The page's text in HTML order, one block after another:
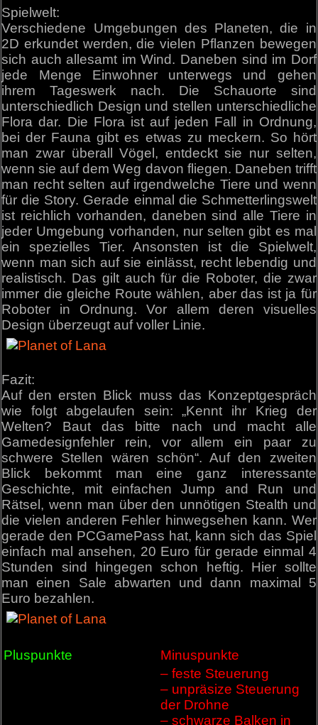
Spielwelt:
Verschiedene Umgebungen des Planeten, die in
2D erkundet werden, die vielen Pflanzen bewegen
sich auch allesamt im Wind. Daneben sind im Dorf
jede Menge Einwohner unterwegs und gehen
ihrem Tageswerk nach. Die Schauorte sind
unterschiedlich Design und stellen unterschiedliche
Flora dar. Die Flora ist auf jeden Fall in Ordnung,
bei der Fauna gibt es etwas zu meckern. So hört
man zwar überall Vögel, entdeckt sie nur selten,
wenn sie auf dem Weg davon fliegen. Daneben trifft
man recht selten auf irgendwelche Tiere und wenn
für die Story. Gerade einmal die Schmetterlingswelt
ist reichlich vorhanden, daneben sind alle Tiere in
jeder Umgebung vorhanden, nur selten gibt es mal
ein spezielles Tier. Ansonsten ist die Spielwelt,
wenn man sich auf sie einlässt, recht lebendig und
realistisch. Das gilt auch für die Roboter, die zwar
immer die gleiche Route wählen, aber das ist ja für
Roboter in Ordnung. Vor allem deren visuelles
Design überzeugt auf voller Linie.
Fazit:
Auf den ersten Blick muss das Konzeptgespräch
wie folgt abgelaufen sein: „Kennt ihr Krieg der
Welten? Baut das bitte nach und macht alle
Gamedesignfehler rein, vor allem ein paar zu
schwere Stellen wären schön“. Auf den zweiten
Blick bekommt man eine ganz interessante
Geschichte, mit einfachen Jump and Run und
Rätsel, wenn man über den unnötigen Stealth und
die vielen anderen Fehler hinwegsehen kann. Wer
gerade den PCGamePass hat, kann sich das Spiel
einfach mal ansehen, 20 Euro für gerade einmal 4
Stunden sind hingegen schon heftig. Hier sollte
man einen Sale abwarten und dann maximal 5
Euro bezahlen.
Pluspunkte Minuspunkte
– feste Steuerung
– unpräsize Steuerung
der Drohne
– schwarze Balken in